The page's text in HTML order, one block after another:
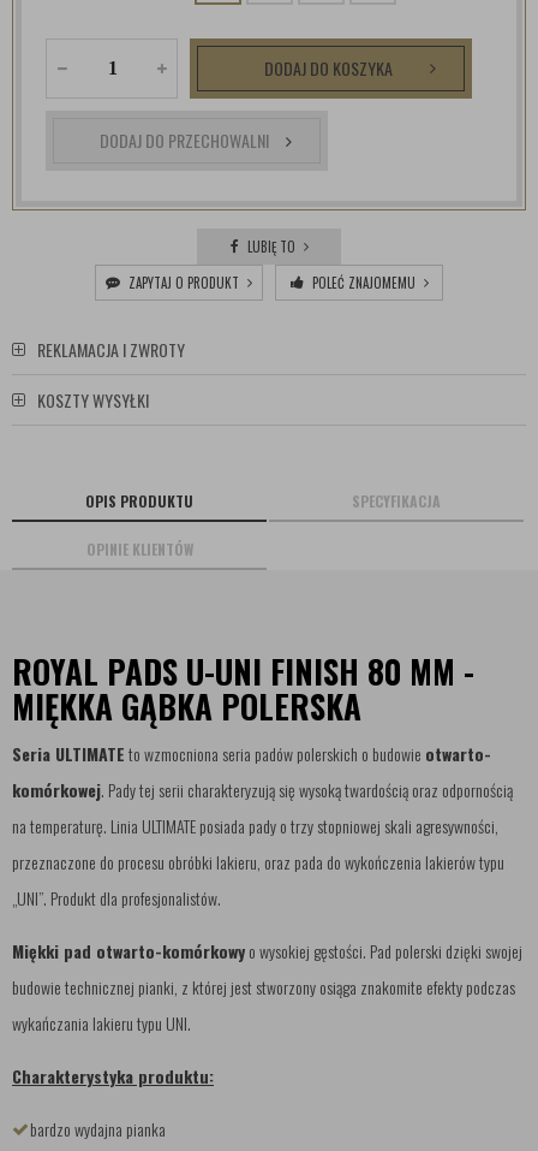
DODAJ DO KOSZYKA
DODAJ DO PRZECHOWALNI
LUBIĘ TO
ZAPYTAJ O PRODUKT
POLEĆ ZNAJOMEMU
REKLAMACJA I ZWROTY
KOSZTY WYSYŁKI
OPIS PRODUKTU SPECYFIKACJA
OPINIE KLIENTÓW
ROYAL PADS U-UNI FINISH 80 MM -
MIĘKKA GĄBKA POLERSKA
Seria ULTIMATEto wzmocniona seria padów polerskich o budowie otwarto-
komórkowej. Pady tej serii charakteryzują się wysoką twardością oraz odpornością
na temperaturę. Linia ULTIMATE posiada pady o trzy stopniowej skali agresywności,
przeznaczone do procesu obróbki lakieru, oraz pada do wykończenia lakierów typu
„UNI”. Produkt dla profesjonalistów.
Miękki pad otwarto-komórkowyo wysokiej gęstości. Pad polerski dzięki swojej
budowie technicznej pianki, z której jest stworzony osiąga znakomite efekty podczas
wykańczania lakieru typu UNI.
Charakterystyka produktu:
bardzo wydajna pianka